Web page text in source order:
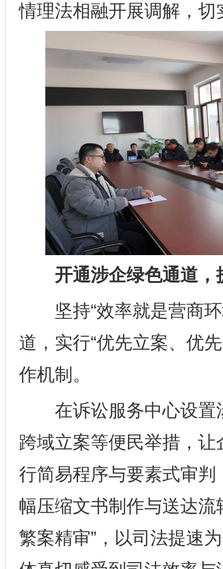
情理法相融开展调解，
开通涉企绿色通道，
坚持“效率就是营商环
道，实行“优先立案、优
作机制。
在诉讼服务中心设置
跨域立案等便民举措，让
行简易程序与要素式审
幅压缩文书制作与送达流
繁案精审”，以司法提速